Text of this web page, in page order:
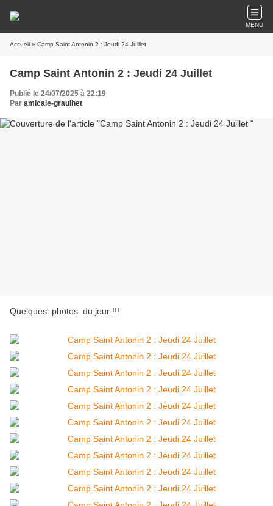
MENU
Accueil » Camp Saint Antonin 2 : Jeudi 24 Juillet
Camp Saint Antonin 2 : Jeudi 24 Juillet
Publié le 24/07/2025 à 22:19
Par amicale-graulhet
Quelques photos du jour !!!